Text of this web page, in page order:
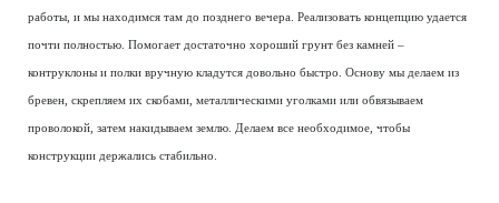
работы, и мы находимся там до позднего вечера. Реализовать концепцию удается
почти полностью. Помогает достаточно хороший грунт без камней –
контруклоны и полки вручную кладутся довольно быстро. Основу мы делаем из
бревен, скрепляем их скобами, металлическими уголками или обвязываем
проволокой, затем накидываем землю. Делаем все необходимое, чтобы
конструкции держались стабильно.